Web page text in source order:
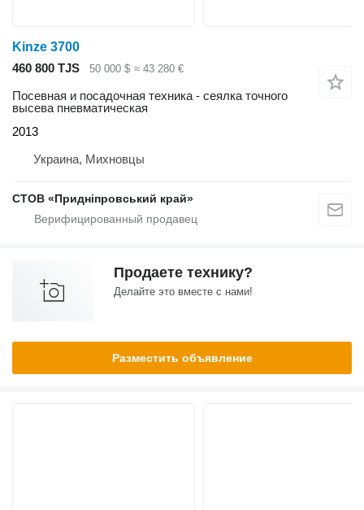
Kinze 3700
460 800 TJS
50 000 $ ≈ 43 280 €
Посевная и посадочная техника - сеялка точного
высева пневматическая
2013
Украина, Михновцы
СТОВ «Придніпровський край»
Продаете технику?
Делайте это вместе с нами!
Разместить объявление